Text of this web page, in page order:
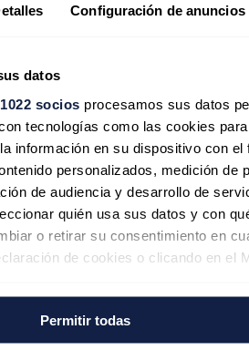
Configuración de anuncios
datos
socios procesamos sus datos
tecnologías como las cookies para
información en su dispositivo con el
personalizados, medición de
de audiencia y desarrollo de
quién usa sus datos y con
o retirar su consentimiento en
de cookies o clicando en el
quisiéramos:
Permitir todas
con 274 millones
de hidrógeno verde
Bruselas